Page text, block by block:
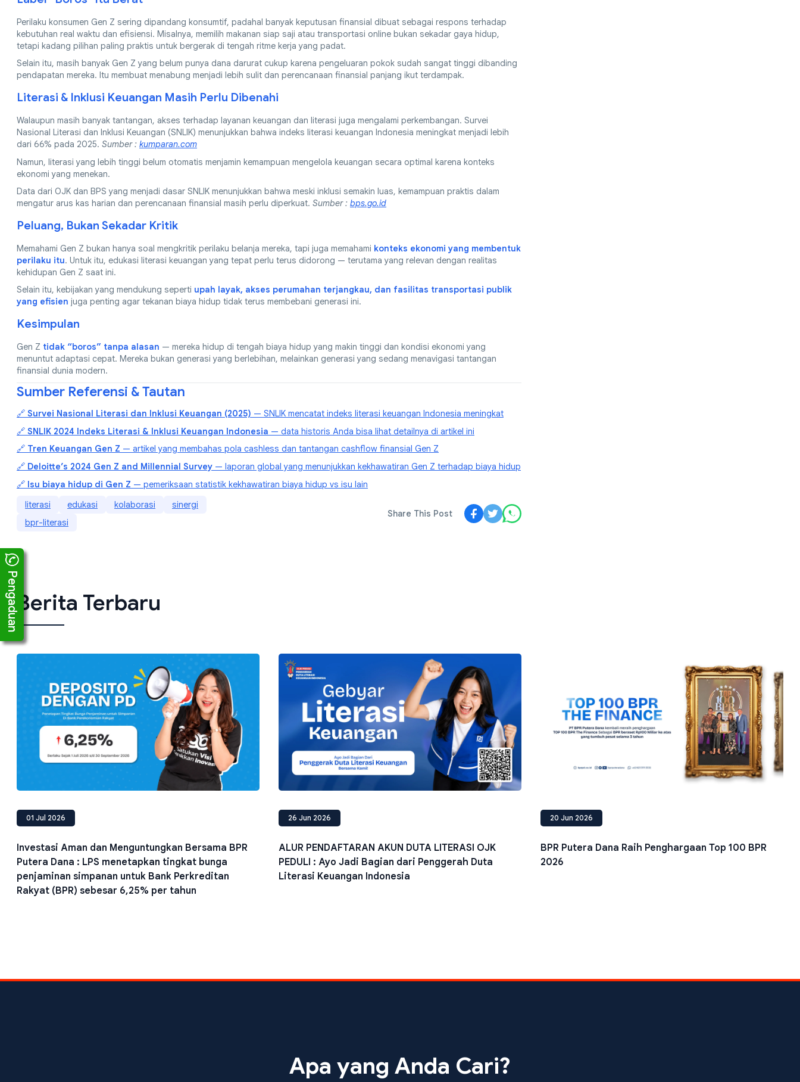
Perilaku konsumen Gen Z sering dipandang konsumtif, padahal banyak keputusan finansial dibuat sebagai respons terhadap
kebutuhan real waktu dan efisiensi. Misalnya, memilih makanan siap saji atau transportasi online bukan sekadar gaya hidup,
tetapi kadang pilihan paling praktis untuk bergerak di tengah ritme kerja yang padat.
Selain itu, masih banyak Gen Z yang belum punya dana darurat cukup karena pengeluaran pokok sudah sangat tinggi dibanding
pendapatan mereka. Itu membuat menabung menjadi lebih sulit dan perencanaan finansial panjang ikut terdampak.
Literasi & Inklusi Keuangan Masih Perlu Dibenahi
Walaupun masih banyak tantangan, akses terhadap layanan keuangan dan literasi juga mengalami perkembangan. Survei
Nasional Literasi dan Inklusi Keuangan (SNLIK) menunjukkan bahwa indeks literasi keuangan Indonesia meningkat menjadi lebih
dari 66% pada 2025. Sumber : kumparan.com
Namun, literasi yang lebih tinggi belum otomatis menjamin kemampuan mengelola keuangan secara optimal karena konteks
ekonomi yang menekan.
Data dari OJK dan BPS yang menjadi dasar SNLIK menunjukkan bahwa meski inklusi semakin luas, kemampuan praktis dalam
mengatur arus kas harian dan perencanaan finansial masih perlu diperkuat. Sumber : bps.go.id
Peluang, Bukan Sekadar Kritik
Memahami Gen Z bukan hanya soal mengkritik perilaku belanja mereka, tapi juga memahami konteks ekonomi yang membentuk
perilaku itu. Untuk itu, edukasi literasi keuangan yang tepat perlu terus didorong — terutama yang relevan dengan realitas
kehidupan Gen Z saat ini.
Selain itu, kebijakan yang mendukung seperti upah layak, akses perumahan terjangkau, dan fasilitas transportasi publik
yang efisien juga penting agar tekanan biaya hidup tidak terus membebani generasi ini.
Kesimpulan
Gen Z tidak “boros” tanpa alasan — mereka hidup di tengah biaya hidup yang makin tinggi dan kondisi ekonomi yang
menuntut adaptasi cepat. Mereka bukan generasi yang berlebihan, melainkan generasi yang sedang menavigasi tantangan
finansial dunia modern.
Sumber Referensi & Tautan
🔗 Survei Nasional Literasi dan Inklusi Keuangan (2025) — SNLIK mencatat indeks literasi keuangan Indonesia meningkat
🔗 SNLIK 2024 Indeks Literasi & Inklusi Keuangan Indonesia — data historis Anda bisa lihat detailnya di artikel ini
🔗 Tren Keuangan Gen Z — artikel yang membahas pola cashless dan tantangan cashflow finansial Gen Z
🔗 Deloitte’s 2024 Gen Z and Millennial Survey — laporan global yang menunjukkan kekhawatiran Gen Z terhadap biaya hidup
🔗 Isu biaya hidup di Gen Z — pemeriksaan statistik kekhawatiran biaya hidup vs isu lain
literasi
edukasi kolaborasi
sinergi
bpr-literasi
Share This Post
Berita Terbaru
01 Jul 2026
Investasi Aman dan Menguntungkan Bersama BPR
Putera Dana : LPS menetapkan tingkat bunga
penjaminan simpanan untuk Bank Perkreditan
Rakyat (BPR) sebesar 6,25% per tahun
26 Jun 2026
ALUR PENDAFTARAN AKUN DUTA LITERASI OJK
PEDULI : Ayo Jadi Bagian dari Penggerah Duta
Literasi Keuangan Indonesia
20 Jun 2026
BPR Putera Dana Raih Penghargaan Top 100 BPR
2026
Pengaduan
Apa yang Anda Cari?